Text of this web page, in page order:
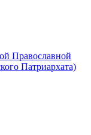
Православной
Патриархата)